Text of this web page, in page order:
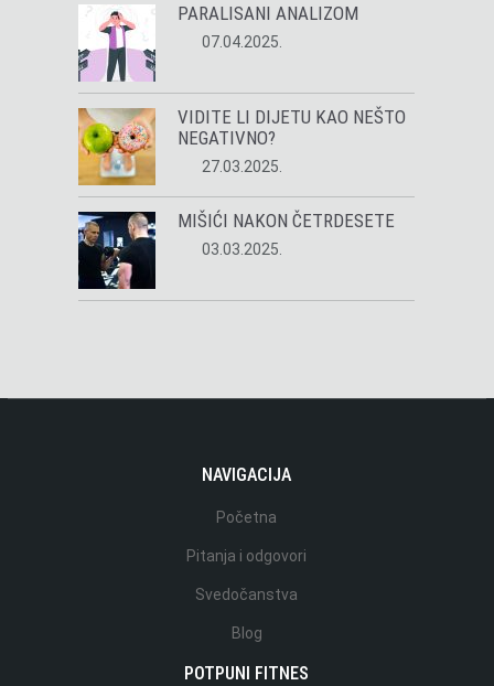
PARALISANI ANALIZOM
07.04.2025.
VIDITE LI DIJETU KAO NEŠTO
NEGATIVNO?
27.03.2025.
MIŠIĆI NAKON ČETRDESETE
03.03.2025.
NAVIGACIJA
Početna
Pitanja i odgovori
Svedočanstva
Blog
POTPUNI FITNES